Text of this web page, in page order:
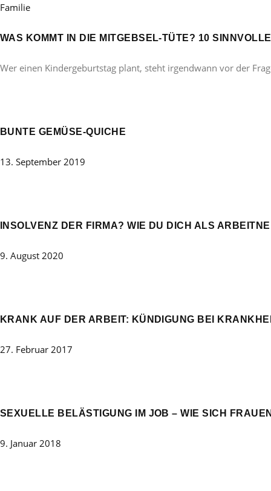
Familie
WAS KOMMT IN DIE MITGEBSEL-TÜTE? 10
Wer einen Kindergeburtstag plant, steht irgendwann vor der
BUNTE GEMÜSE-QUICHE
13. September 2019
INSOLVENZ DER FIRMA? WIE DU DICH ALS
9. August 2020
KRANK AUF DER ARBEIT: KÜNDIGUNG BEI
27. Februar 2017
SEXUELLE BELÄSTIGUNG IM JOB – WIE SICH
9. Januar 2018